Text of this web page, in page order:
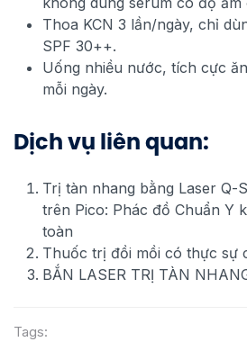
Thoa KCN 3 lần/ngày, chỉ
SPF 30++.
Uống nhiều nước, tích cực
mỗi ngày.
Dịch vụ liên quan:
Trị tàn nhang bằng Laser Q-
trên Pico: Phác đồ Chuẩn Y
toàn
Thuốc trị đồi mồi có thực sự
BẮN LASER TRỊ TÀN
Tags: